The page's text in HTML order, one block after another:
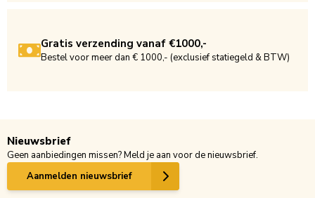
Gratis verzending vanaf €1000,-
Bestel voor meer dan € 1000,- (exclusief statiegeld & BTW)
Nieuwsbrief
Geen aanbiedingen missen? Meld je aan voor de nieuwsbrief.
Aanmelden nieuwsbrief